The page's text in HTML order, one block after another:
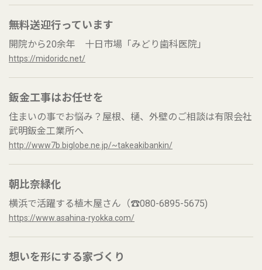
無料送迎行っています
開院から20余年 十日市場「みどり歯科医院」
https://midoridc.net/
鈑金工事はお任せを
住まいの事でお悩み？屋根、樋、外壁のご相談は有限会社
武明鈑金工業所へ
http://www7b.biglobe.ne.jp/~takeakibankin/
朝比奈緑化
横浜で活躍する植木屋さん（☎080-6895-5675)
https://www.asahina-ryokka.com/
想いを形にする家づくり